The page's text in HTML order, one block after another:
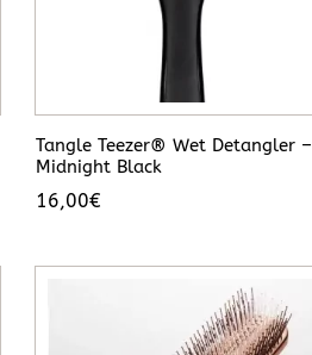
Tangle Teezer® Wet Detangler –
Midnight Black
16,00€